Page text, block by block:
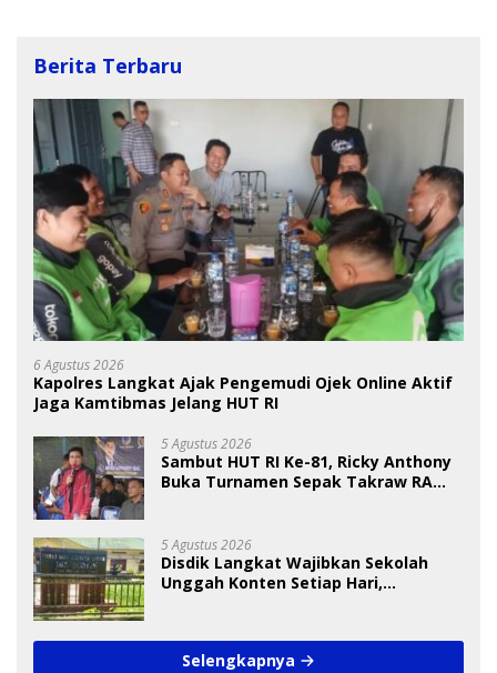
Berita Terbaru
6 Agustus 2026
Kapolres Langkat Ajak Pengemudi Ojek Online Aktif
Jaga Kamtibmas Jelang HUT RI
5 Agustus 2026
Sambut HUT RI Ke-81, Ricky Anthony
Buka Turnamen Sepak Takraw RA
5 Agustus 2026
Disdik Langkat Wajibkan Sekolah
Unggah Konten Setiap Hari,
Selengkapnya